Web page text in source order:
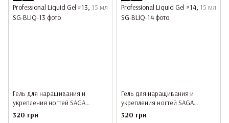
Гель для наращивания и
укрепления ногтей SAGA
Professional Liquid Gel #13, 15 мл
320 грн
Гель для наращивания и
укрепления ногтей SAGA
Professional Liquid Gel #14, 15 мл
320 грн